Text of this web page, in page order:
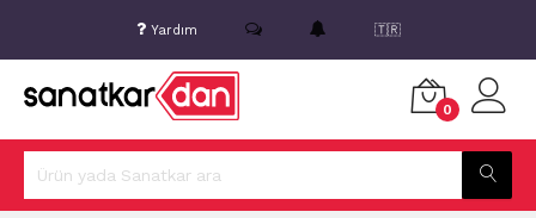
Yardım 🇹🇷
0